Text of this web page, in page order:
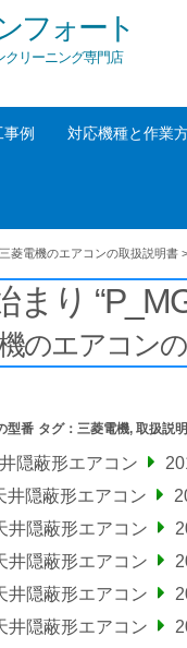
フォート
クリーニング専門店
例 対応機種と作業
三菱電機のエアコンの取扱説明書 >
まり
のエアコン
型番 タグ： 三菱電機, 取扱説
隠蔽形エアコン
井隠蔽形エアコン
井隠蔽形エアコン
井隠蔽形エアコン
井隠蔽形エアコン
井隠蔽形エアコン